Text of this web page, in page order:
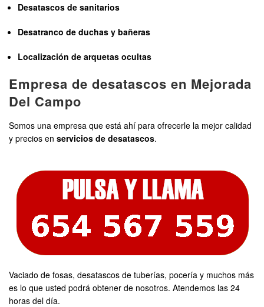
Desatascos de sanitarios
Desatranco de duchas y bañeras
Localización de arquetas ocultas
Empresa de desatascos en Mejorada
Del Campo
Somos una empresa que está ahí para ofrecerle la mejor calidad
y precios en servicios de desatascos.
Vaciado de fosas, desatascos de tuberías, pocería y muchos más
es lo que usted podrá obtener de nosotros. Atendemos las 24
horas del día.